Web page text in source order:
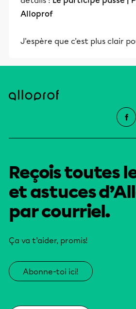
Alloprof
J'espère que c'est plus clair
Reçois toutes
et astuces
par courriel.
Ça va t’aider, promis!
Abonne-toi ici!